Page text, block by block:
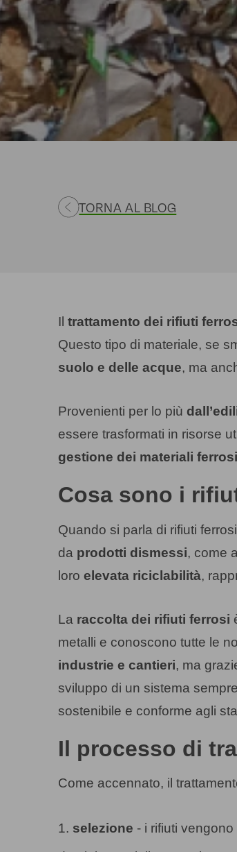
TORNA AL BLOG
Il trattamento dei rifiuti
Questo tipo di materiale, se
suolo e delle acque, ma
Provenienti per lo più
essere trasformati in risorse
gestione dei materiali ferrosi
Cosa sono i
Quando si parla di rifiuti
da prodotti dismessi, come
loro elevata riciclabilità,
La raccolta dei rifiuti ferrosi
metalli e conoscono tutte le
industrie e cantieri, ma
sviluppo di un sistema
sostenibile e conforme agli
Il processo di
Come accennato, il
1. selezione - i rifiuti